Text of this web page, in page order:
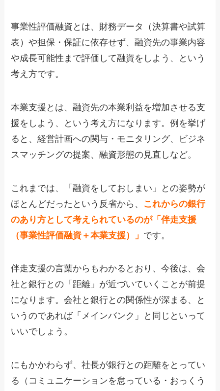
事業性評価融資とは、財務データ（決算書や試算
表）や担保・保証に依存せず、融資先の事業内容
や成長可能性まで評価して融資をしよう、という
考え方です。
本業支援とは、融資先の本業利益を増加させる支
援をしよう、という考え方になります。例を挙げ
ると、経営計画への関与・モニタリング、ビジネ
スマッチングの提案、融資形態の見直しなど。
これまでは、「融資をしておしまい」との姿勢が
ほとんどだったという反省から、 これからの銀行
のあり方として考えられているのが「伴走支援
（事業性評価融資＋本業支援）」 です。
伴走支援の言葉からもわかるとおり、今後は、会
社と銀行との「距離」が近づいていくことが前提
になります。会社と銀行との関係性が深まる、と
いうのであれば「メインバンク」と同じといって
いいでしょう。
にもかかわらず、社長が銀行との距離をとってい
る（コミュニケーションを怠っている・おっくう